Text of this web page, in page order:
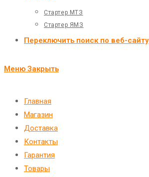
Стартер МТЗ
Стартер ЯМЗ
Переключить поиск по веб-сайту
Меню Закрыть
Главная
Магазин
Доставка
Контакты
Гарантия
Товары